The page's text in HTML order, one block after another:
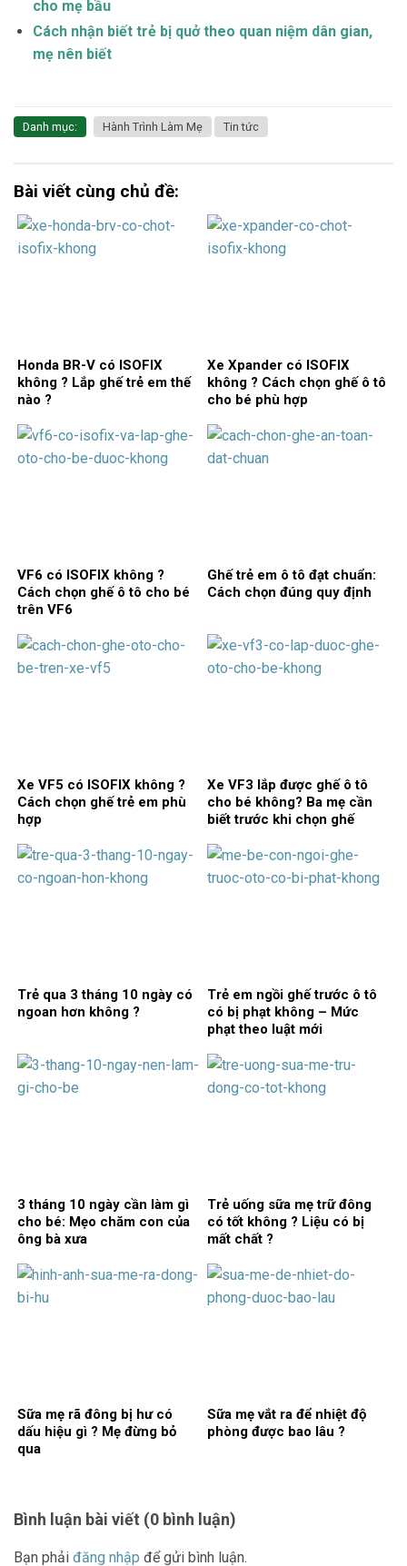
cho mẹ bầu
Cách nhận biết trẻ bị quở theo quan niệm dân gian,
mẹ nên biết
Danh mục: Hành Trình Làm Mẹ Tin tức
Bài viết cùng chủ đề:
Honda BR-V có ISOFIX
không ? Lắp ghế trẻ em thế
nào ?
Xe Xpander có ISOFIX
không ? Cách chọn ghế ô tô
cho bé phù hợp
VF6 có ISOFIX không ?
Cách chọn ghế ô tô cho bé
trên VF6
Ghế trẻ em ô tô đạt chuẩn:
Cách chọn đúng quy định
Xe VF5 có ISOFIX không ?
Cách chọn ghế trẻ em phù
hợp
Xe VF3 lắp được ghế ô tô
cho bé không? Ba mẹ cần
biết trước khi chọn ghế
Trẻ qua 3 tháng 10 ngày có
ngoan hơn không ?
Trẻ em ngồi ghế trước ô tô
có bị phạt không – Mức
phạt theo luật mới
3 tháng 10 ngày cần làm gì
cho bé: Mẹo chăm con của
ông bà xưa
Trẻ uống sữa mẹ trữ đông
có tốt không ? Liệu có bị
mất chất ?
Sữa mẹ rã đông bị hư có
dấu hiệu gì ? Mẹ đừng bỏ
qua
Sữa mẹ vắt ra để nhiệt độ
phòng được bao lâu ?
Bình luận bài viết (0 bình luận)
Bạn phải đăng nhập để gửi bình luận.